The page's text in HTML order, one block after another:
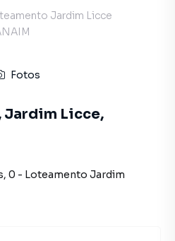
Jardim Licce
Fotos
Jardim Licce,
, 0 - Loteamento Jardim